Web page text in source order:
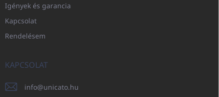
Igények és garancia
Kapcsolat
Rendelésem
KAPCSOLAT
info@unicato.hu